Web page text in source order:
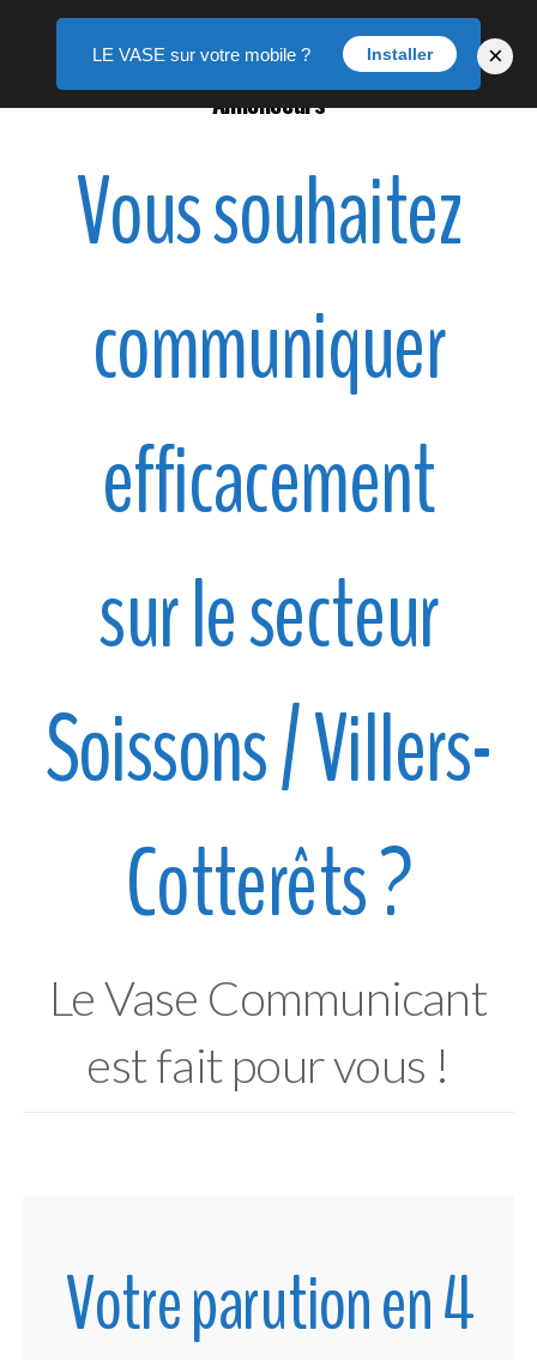
Annonceurs
Vous souhaitez
communiquer
efficacement
sur le secteur
Soissons / Villers-
Cotterêts ?
Le Vase Communicant
est fait pour vous !
Votre parution en 4
LE VASE sur votre mobile ? Installer ×